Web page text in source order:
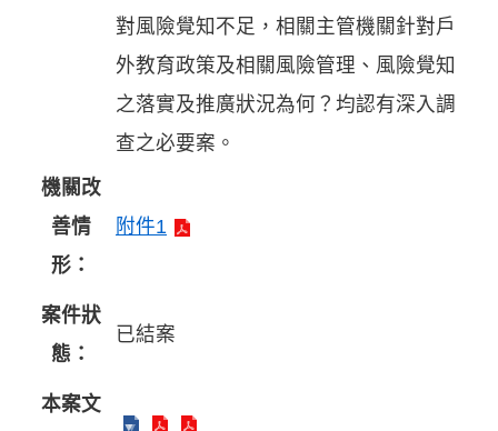
對風險覺知不足，相關主管機關針對戶
外教育政策及相關風險管理、風險覺知
之落實及推廣狀況為何？均認有深入調
查之必要案。
機關改
善情
形：
附件1
案件狀
態：
已結案
本案文